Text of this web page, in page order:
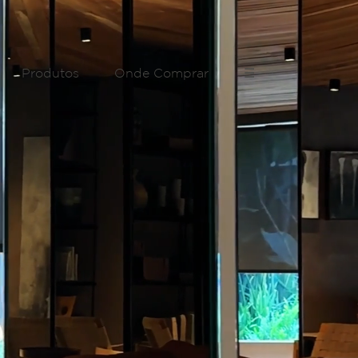
Produtos Onde Comprar ☰